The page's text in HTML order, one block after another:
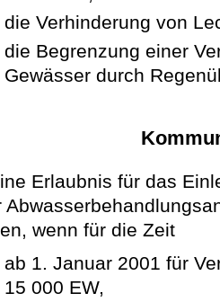
die Verhinderung von
die Begrenzung einer
Gewässer durch
Erlaubnis für das
wenn für die Zeit
ab 1. Januar 2001 für
15 000 EW,